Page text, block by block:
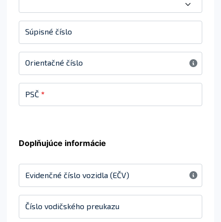
Súpisné číslo
Orientačné číslo
PSČ *
Doplňujúce informácie
Evidenčné číslo vozidla (EČV)
Číslo vodičského preukazu